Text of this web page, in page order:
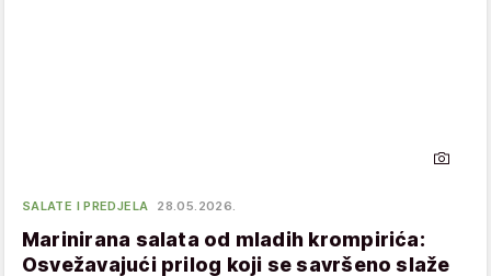
SALATE I PREDJELA 28.05.2026.
Marinirana salata od mladih krompirića:
Osvežavajući prilog koji se savršeno slaže